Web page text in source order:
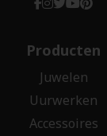
Producten
Juwelen
Uurwerken
Accessoires